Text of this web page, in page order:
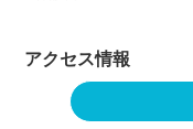
アクセス情報